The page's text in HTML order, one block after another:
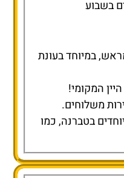
במיוחד בעונת
המקומי!
משלוחים.
בטברנה, כמו